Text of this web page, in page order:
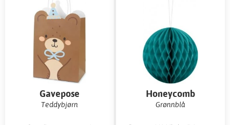
Gavepose
Teddybjørn
Honeycomb
Grønnblå